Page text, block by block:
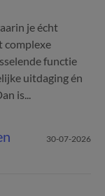
je écht
complexe
functie
uitdaging én
is...
30-07-2026